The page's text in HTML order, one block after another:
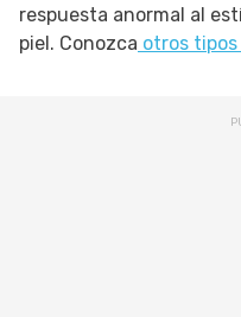
respuesta anormal al
piel. Conozca otros